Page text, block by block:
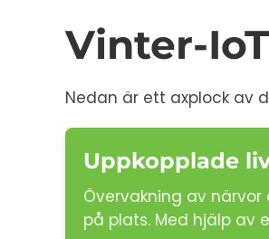
Vinter-IoT
Nedan är ett axplock av
Uppkopplade
Övervakning av
på plats. Med hjälp av